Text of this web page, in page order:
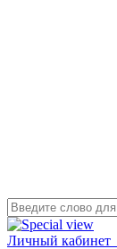
Личный кабинет